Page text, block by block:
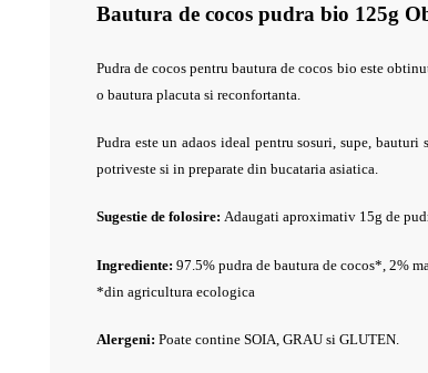
Bautura de cocos pudra bio 125g
Pudra de cocos pentru bautura de cocos bio este
o bautura placuta si reconfortanta.
Pudra este un adaos ideal pentru sosuri, supe,
potriveste si in preparate din bucataria asiatica.
Sugestie de folosire: Adaugati aproximativ 15g de
Ingrediente: 97.5% pudra de bautura de cocos*, 2%
*din agricultura ecologica
Alergeni: Poate contine SOIA, GRAU si GLUTEN.